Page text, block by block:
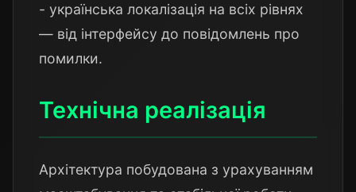
- українська локалізація на всіх рівнях
— від інтерфейсу до повідомлень про
помилки.
Технічна реалізація
Архітектура побудована з урахуванням